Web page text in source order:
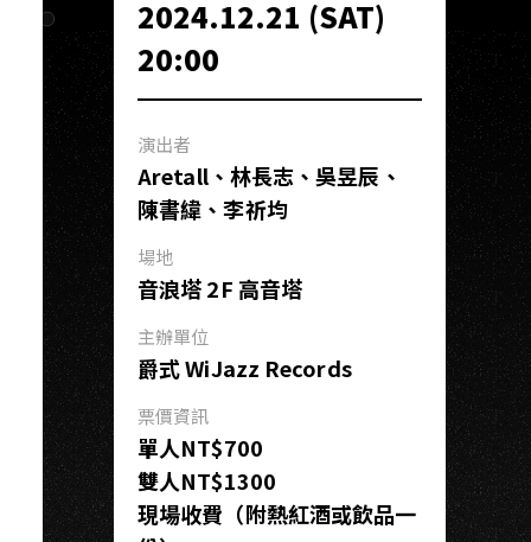
2024.12.21 (SAT)
20:00
演出者
Aretall、林長志、吳昱辰、
陳書緯、李祈均
場地
音浪塔 2F 高音塔
主辦單位
爵式 WiJazz Records
票價資訊
單人NT$700
雙人NT$1300
現場收費（附熱紅酒或飲品一